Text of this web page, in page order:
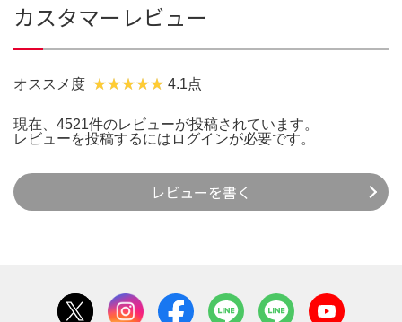
カスタマーレビュー
オススメ度 4.1点
現在、4521件のレビューが投稿されています。
レビューを投稿するには ログインが必要です。
レビューを書く